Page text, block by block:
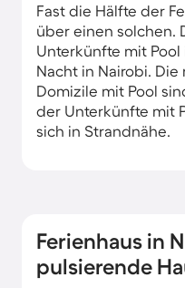
Fast die Hälfte der
über einen solchen.
Unterkünfte mit
Nacht in Nairobi.
Domizile mit Pool
der Unterkünfte mit
sich in Strandnähe.
Ferienhaus in
pulsierende